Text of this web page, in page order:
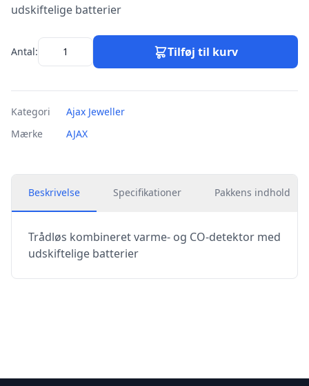
udskiftelige batterier
Antal: Tilføj til kurv
Kategori
Ajax Jeweller
Mærke
AJAX
Beskrivelse Specifikationer Pakkens indhold
Trådløs kombineret varme- og CO-detektor med
udskiftelige batterier